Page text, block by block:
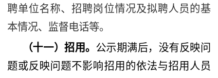
聘单位名称、招聘岗位情况及拟聘人员的基
本情况、监督电话等。
（十一）招用。 公示期满后，没有反映问
题或反映问题不影响招用的依法与招用人员